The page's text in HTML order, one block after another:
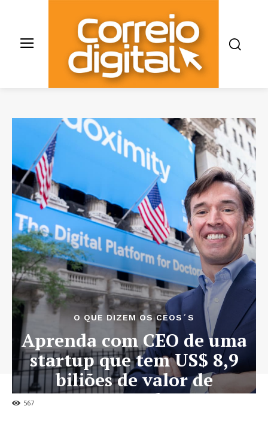
567
O QUE DIZEM OS CEOS´S
Aprenda com CEO de uma
startup que tem US$ 8,9
biliões de valor de
mercado